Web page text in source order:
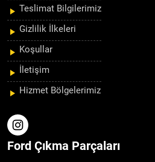
Teslimat Bilgilerimiz
Gizlilik İlkeleri
Koşullar
İletişim
Hizmet Bölgelerimiz
Ford Çıkma Parçaları